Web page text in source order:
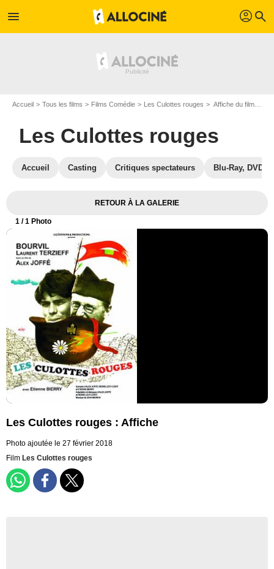
menu profil search
Accueil Tous les films Films Comédie Les Culottes rouges Affiche du film Les Culottes rouges - Photo 1
Les Culottes rouges
Accueil Casting Critiques spectateurs Blu-Ray, DVD
RETOUR À LA GALERIE
1 / 1 Photo
Les Culottes rouges : Affiche
Photo ajoutée le 27 février 2018
Film Les Culottes rouges